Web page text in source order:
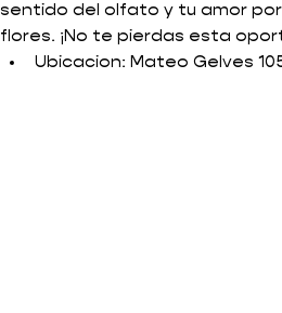
sentido del olfato y tu amor
flores. ¡No te pierdas esta
Ubicacion: Mateo Gelves